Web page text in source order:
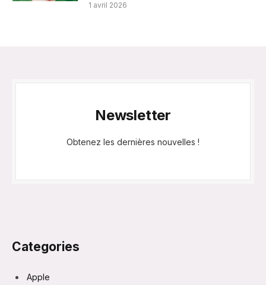
1 avril 2026
Newsletter
Obtenez les dernières nouvelles !
Categories
Apple